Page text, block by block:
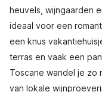
heuvels, wijngaarden
ideaal voor een
een knus
terras en vaak een
Toscane wandel je zo
van lokale